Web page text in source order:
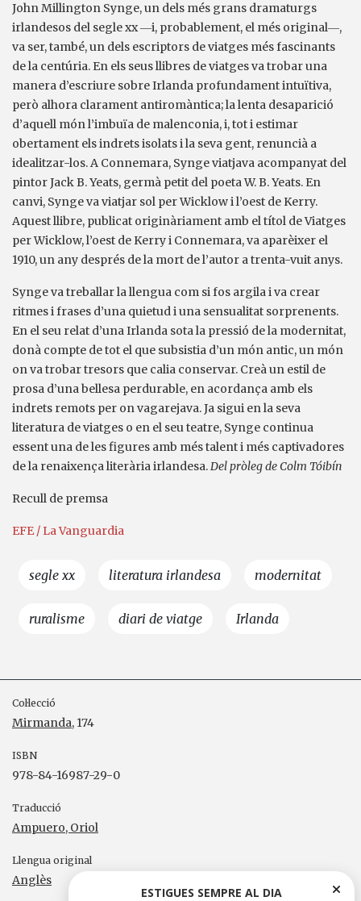
John Millington Synge, un dels més grans dramaturgs
irlandesos del segle xx ―i, probablement, el més original―,
va ser, també, un dels escriptors de viatges més fascinants
de la centúria. En els seus llibres de viatges va trobar una
manera d’escriure sobre Irlanda profundament intuïtiva,
però alhora clarament antiromàntica; la lenta desaparició
d’aquell món l’imbuïa de malenconia, i, tot i estimar
obertament els indrets isolats i la seva gent, renuncià a
idealitzar-los. A Connemara, Synge viatjava acompanyat del
pintor Jack B. Yeats, germà petit del poeta W. B. Yeats. En
canvi, Synge va viatjar sol per Wicklow i l’oest de Kerry.
Aquest llibre, publicat originàriament amb el títol de Viatges
per Wicklow, l’oest de Kerry i Connemara, va aparèixer el
1910, un any després de la mort de l’autor a trenta-vuit anys.
Synge va treballar la llengua com si fos argila i va crear
ritmes i frases d’una quietud i una sensualitat sorprenents.
En el seu relat d’una Irlanda sota la pressió de la modernitat,
donà compte de tot el que subsistia d’un món antic, un món
on va trobar tresors que calia conservar. Creà un estil de
prosa d’una bellesa perdurable, en acordança amb els
indrets remots per on vagarejava. Ja sigui en la seva
literatura de viatges o en el seu teatre, Synge continua
essent una de les figures amb més talent i més captivadores
de la renaixença literària irlandesa.Del pròleg de Colm Tóibín
Recull de premsa
EFE / La Vanguardia
segle xx literatura irlandesa modernitat
ruralisme diari de viatge Irlanda
Col·lecció
Mirmanda, 174
ISBN
978-84-16987-29-0
Traducció
Ampuero, Oriol
Llengua original
Anglès
ESTIGUES SEMPRE AL DIA